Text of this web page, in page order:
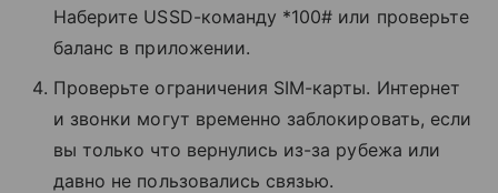
Наберите USSD-команду *100# или проверьте
баланс в приложении.
Проверьте ограничения SIM-карты. Интернет
и звонки могут временно заблокировать, если
вы только что вернулись из-за рубежа или
давно не пользовались связью.